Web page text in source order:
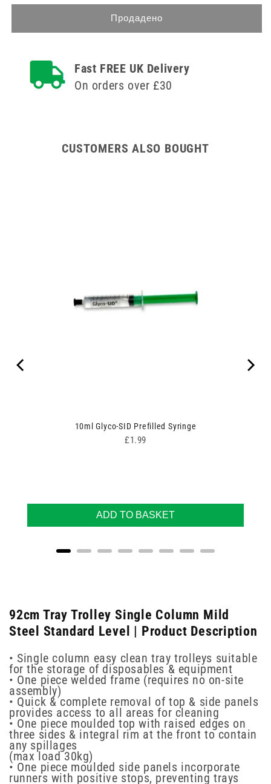
количеството
92cm
Single
Column
за
Tray
Column
Mild
Продадено
Fast FREE UK Delivery
On orders over £30
CUSTOMERS ALSO BOUGHT
10ml Glyco-SID Prefilled Syringe
Price
£1.99
ADD TO BASKET
92cm Tray Trolley Single Column Mild
Steel Standard Level | Product Description
• Single column easy clean tray trolleys suitable
for the storage of disposables & equipment
• One piece welded frame (requires no on-site
assembly)
• Quick & complete removal of top & side panels
provides access to all areas for cleaning
• One piece moulded top with raised edges on
three sides & integral rim at the front to contain
any spillages
(max load 30kg)
• One piece moulded side panels incorporate
runners with positive stops, preventing trays